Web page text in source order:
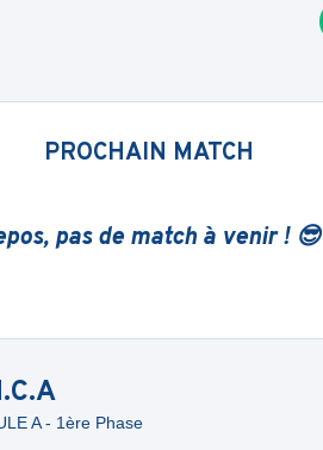
PROCHAIN MATCH
pas de match à venir ! 😎
A - 1ère Phase